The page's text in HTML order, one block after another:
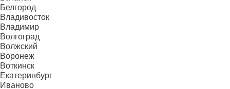
Белгород
Владивосток
Владимир
Волгоград
Волжский
Воронеж
Воткинск
Екатеринбург
Иваново